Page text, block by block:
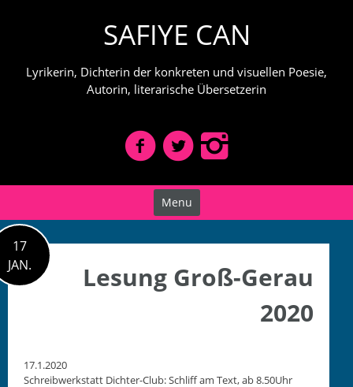
SAFIYE CAN
Lyrikerin, Dichterin der konkreten und visuellen Poesie,
Autorin, literarische Übersetzerin
Menu
17
JAN.
Lesung Groß-Gerau
2020
17.1.2020
Schreib­w­erk­statt Dichter-Club: Schliff am Text, ab 8.50Uhr